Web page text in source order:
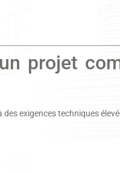
projet
exigences techniques